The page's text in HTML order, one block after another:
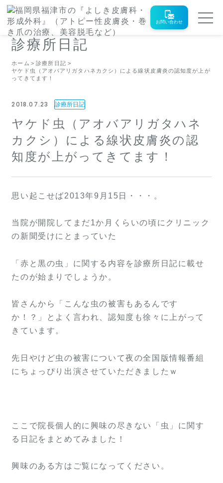
お問い合わせ
診療所日記
ホーム
診療所日記
ヤケド虫（アオバアリガタハネカクシ）による線状皮膚炎の認知度が上が
ってきてます！
2018.07.23 診療所日記
ヤケド虫（アオバアリガタハネ
カクシ）による線状皮膚炎の認
知度が上がってきてます！
思い起こせば2013年9月15日・・・。
当院が開院してまだ1か月くらいの頃にクリニック
の新聞受けにとまっていた
「赤と黒の虫」に関する内容を診療所日記に載せ
たのが始まりでしょうか。
皆さんから「こんな虫の被害もあるんです
か！？」とよく言われ、認知度も徐々に上がって
きています。
先日やけど虫の被害について夜の全国版情報番組
にちょっぴり出演させていただきましたｗ
ここで院長個人的に興味の尽きない「虫」に関す
る日記をまとめてみました！
興味のある方はご覧になってください。